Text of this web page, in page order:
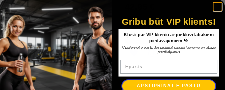
34,95 €
Gribu būt VIP klients!
Kļūsti par VIP klientu ar piekļuvi labākiem
piedāvājumiem !⭐
*Apstiprinot e-pastu, Jūs piekrītat saņemt jaunumu un atlaižu
piedāvājumus
Epasts
APSTIPRINĀT E-PASTU